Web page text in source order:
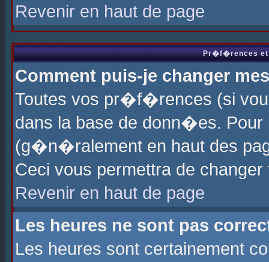
Revenir en haut de page
Pr�f�rences et
Comment puis-je changer
Toutes vos pr�f�rences (si
dans la base de donn�es.
(g�n�ralement en haut des
Ceci vous permettra de
Revenir en haut de page
Les heures ne sont pas
Les heures sont certainement